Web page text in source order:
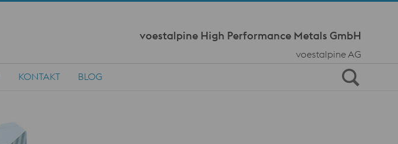
voestalpine High Performance Metals GmbH
voestalpine AG
KONTAKT BLOG